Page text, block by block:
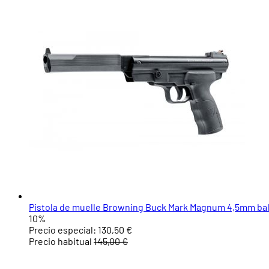
Pistola de muelle Browning Buck Mark Magnum 4,5mm
10%
Precio especial: 130,50 €
Precio habitual 145,00 €